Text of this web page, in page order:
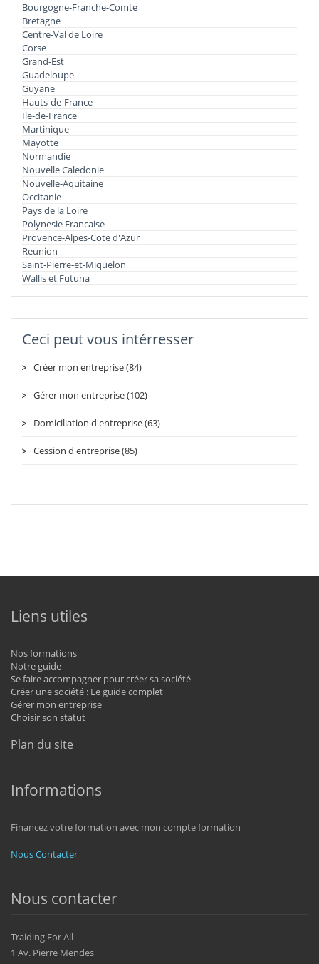
Bourgogne-Franche-Comte
Bretagne
Centre-Val de Loire
Corse
Grand-Est
Guadeloupe
Guyane
Hauts-de-France
Ile-de-France
Martinique
Mayotte
Normandie
Nouvelle Caledonie
Nouvelle-Aquitaine
Occitanie
Pays de la Loire
Polynesie Francaise
Provence-Alpes-Cote d'Azur
Reunion
Saint-Pierre-et-Miquelon
Wallis et Futuna
Ceci peut vous intérresser
Créer mon entreprise (84)
Gérer mon entreprise (102)
Domiciliation d'entreprise (63)
Cession d'entreprise (85)
Liens utiles
Nos formations
Notre guide
Se faire accompagner pour créer sa société
Créer une société : Le guide complet
Gérer mon entreprise
Choisir son statut
Plan du site
Informations
Financez votre formation avec mon compte formation
Nous Contacter
Nous contacter
Traiding For All
1 Av. Pierre Mendes